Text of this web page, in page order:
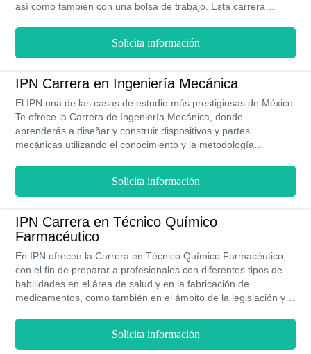
así como también con una bolsa de trabajo. Esta carrera
muchas ofertas laborales que se traducen en ingresos
promedios de $10,000 MXN al mes.
Solicita información
IPN Carrera en Ingeniería Mecánica
El IPN una de las casas de estudio más prestigiosas de México.
Te ofrece la Carrera de Ingeniería Mecánica, donde
aprenderás a diseñar y construir dispositivos y partes
mecánicas utilizando el conocimiento y la metodología
Solicita información
IPN Carrera en Técnico Químico
Farmacéutico
En IPN ofrecen la Carrera en Técnico Químico Farmacéutico,
con el fin de preparar a profesionales con diferentes tipos de
habilidades en el área de salud y en la fabricación de
medicamentos, como también en el ámbito de la legislación y la
Solicita información